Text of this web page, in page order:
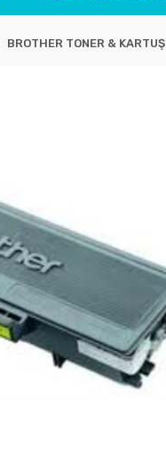
BROTHER TONER & KARTUŞ